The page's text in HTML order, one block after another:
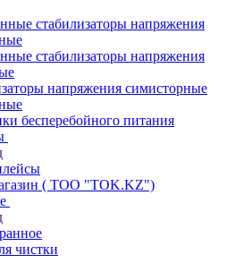
стабилизаторы напряжения
стабилизаторы напряжения
напряжения симисторные
бесперебойного питания
( ТОО "TOK.KZ")
чистки